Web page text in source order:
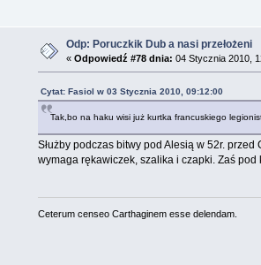
Odp: Poruczkik Dub a nasi przełożeni
«Odpowiedź #78 dnia: 04 Stycznia 2010,
Cytat: Fasiol w 03 Stycznia 2010, 09:12:00
Tak,bo na haku wisi już kurtka francuskiego
Służby podczas bitwy pod Alesią w 52r.
wymaga rękawiczek, szalika i czapki. Zaś pod
Ceterum censeo Carthaginem esse delendam.